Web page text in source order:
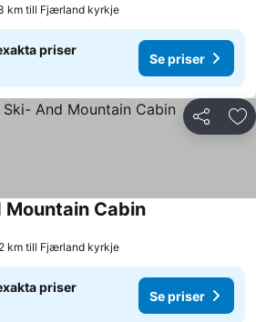
km till Fjærland kyrkje
priser
Se priser
Dela
Mountain Cabin
km till Fjærland kyrkje
priser
Se priser